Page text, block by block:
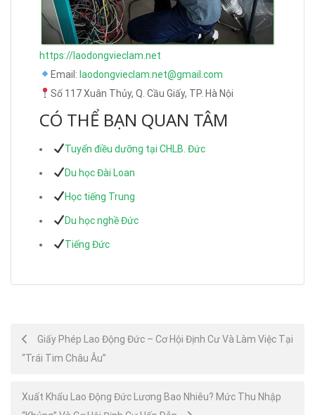
https://laodongvieclam.net
Email: laodongvieclam.net@gmail.com
Số 117 Xuân Thủy, Q. Cầu Giấy, TP. Hà Nội
CÓ THỂ BẠN QUAN TÂM
Tuyển điều dưỡng tại CHLB. Đức
Du học Đài Loan
Học tiếng Trung
Du học nghề Đức
Tiếng Đức
Post
navigation
Giấy Phép Lao Động Đức – Cơ Hội Định Cư Và Làm Việc Tại
“Trái Tim Châu Âu”
Xuất Khẩu Lao Động Đức Lương Bao Nhiêu? Mức Thu Nhập